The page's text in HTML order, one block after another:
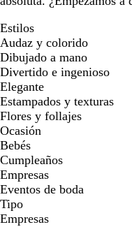
Estilos
Audaz y colorido
Dibujado a mano
Divertido e ingenioso
Elegante
Estampados y texturas
Flores y follajes
Ocasión
Bebés
Cumpleaños
Empresas
Eventos de boda
Tipo
Empresas